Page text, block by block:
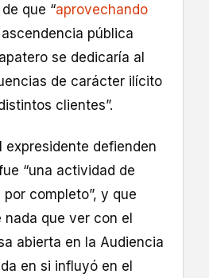
que “aprovechando
pública
se dedicaría al
de carácter ilícito
clientes”.
expresidente defienden
“una actividad de
completo”, y que
nada que ver con el
abierta en la Audiencia
en si influyó en el